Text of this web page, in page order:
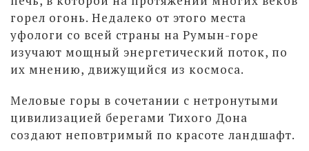
горел огонь. Недалеко от этого места
уфологи со всей страны на Румын-горе
изучают мощный энергетический поток, по
их мнению, движущийся из космоса.
Меловые горы в сочетании с нетронутыми
цивилизацией берегами Тихого Дона
создают неповтримый по красоте ландшафт.